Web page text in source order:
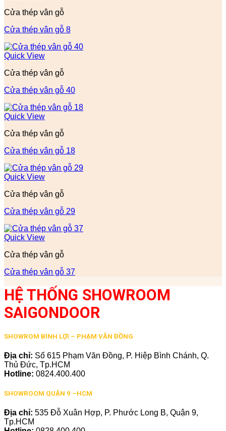
Cửa thép vân gỗ
Cửa thép vân gỗ 8
Quick View
Cửa thép vân gỗ
Cửa thép vân gỗ 40
Quick View
Cửa thép vân gỗ
Cửa thép vân gỗ 18
Quick View
Cửa thép vân gỗ
Cửa thép vân gỗ 29
Quick View
Cửa thép vân gỗ
Cửa thép vân gỗ 37
HỆ THỐNG SHOWROOM
SAIGONDOOR
SHOWROM BÌNH LỢI – PHẠM VĂN ĐỒNG
Địa chỉ: Số 615 Phạm Văn Đồng, P. Hiệp Bình Chánh, Q.
Thủ Đức, Tp.HCM
Hotline: 0824.400.400
SHOWROOM QUẬN 9 –HCM
Địa chỉ: 535 Đỗ Xuân Hợp, P. Phước Long B, Quận 9,
Tp.HCM